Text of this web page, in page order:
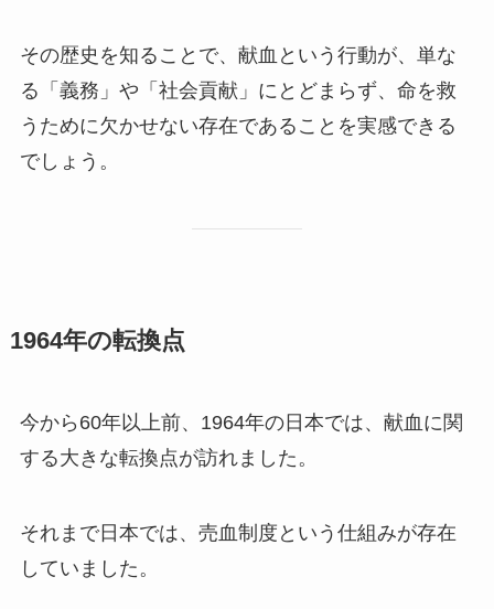
その歴史を知ることで、献血という行動が、単な
る「義務」や「社会貢献」にとどまらず、命を救
うために欠かせない存在であることを実感できる
でしょう。
1964年の転換点
今から60年以上前、1964年の日本では、献血に関
する大きな転換点が訪れました。
それまで日本では、売血制度という仕組みが存在
していました。